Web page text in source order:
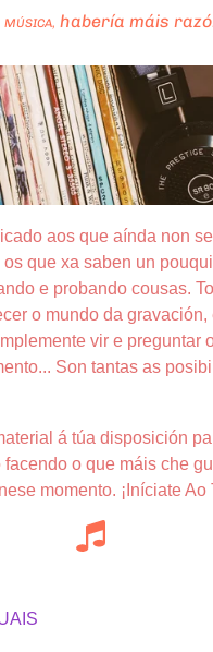
MÚSICA, habería máis
aos que aínda non
que xa saben un
e probando cousas.
o mundo da
vir e preguntar
Son tantas as
á túa disposición
o que máis che
momento. ¡Iníciate Ao